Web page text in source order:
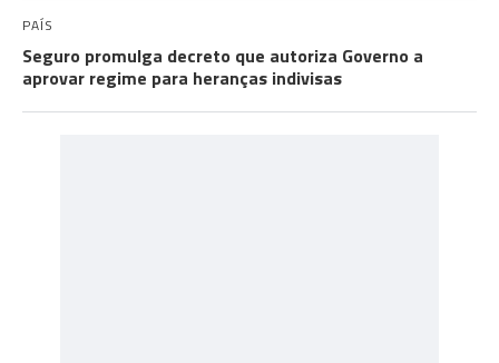
PAÍS
Seguro promulga decreto que autoriza Governo a
aprovar regime para heranças indivisas